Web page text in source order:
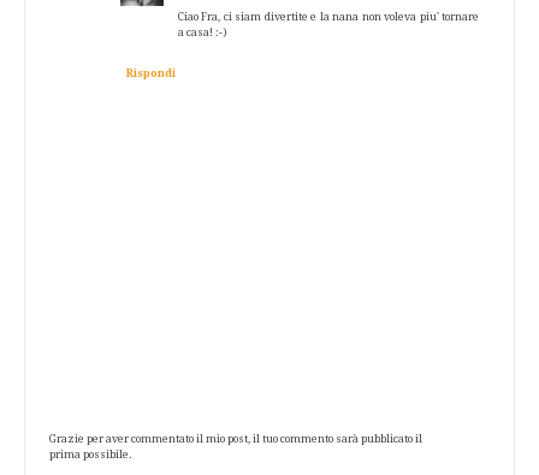
Ciao Fra, ci siam divertite e la nana non voleva piu' tornare
a casa! :-)
Rispondi
Grazie per aver commentato il mio post, il tuo commento sarà pubblicato il
prima possibile.